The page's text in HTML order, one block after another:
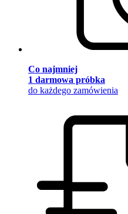
Co najmniej
1 darmowa próbka
do każdego zamówienia